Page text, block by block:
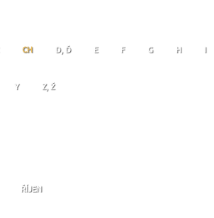
CH D, Ď E F G H I
Y Z, Ž
ŘÍJEN